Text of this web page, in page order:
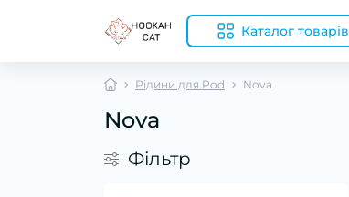
Каталог товарів
Рідини для Pod Nova
Nova
Фільтр